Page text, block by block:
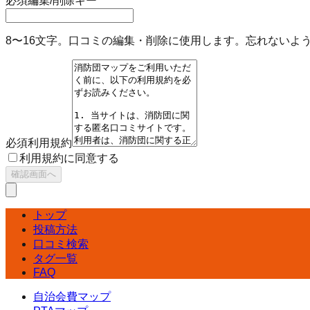
8〜16文字。口コミの編集・削除に使用します。忘れないよ
必須利用規約
利用規約に同意する
確認画面へ
トップ
投稿方法
口コミ検索
タグ一覧
FAQ
自治会費マップ